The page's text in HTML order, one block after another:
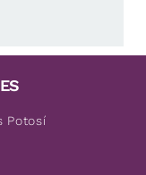
Potosí